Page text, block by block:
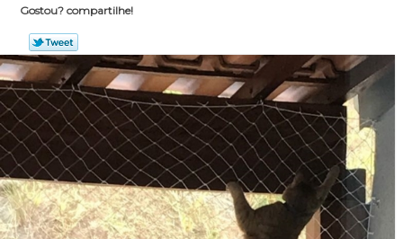
Gostou? compartilhe!